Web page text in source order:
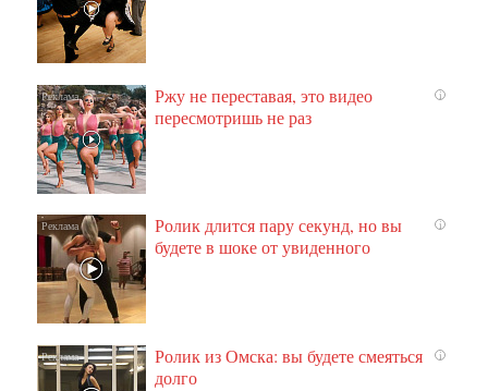
i
Ржу не переставая, это видео
пересмотришь не раз
i
Ролик длится пару секунд, но вы
будете в шоке от увиденного
i
Ролик из Омска: вы будете смеяться
долго